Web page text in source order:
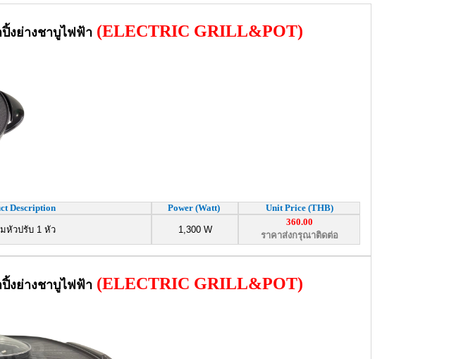
ปิ้งย่างชาบูไฟฟ้า (ELECTRIC GRILL&POT)
Description Power (Watt) Unit Price (THB)
หัวปรับ 1 หัว 1,300 W
360.00
ราคาส่งกรุณาติดต่อ
ปิ้งย่างชาบูไฟฟ้า (ELECTRIC GRILL&POT)